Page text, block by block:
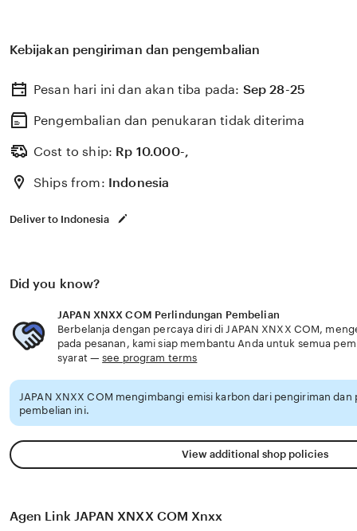
terbaru mudah Bagi peserta royal yang putar video
Lineup Predictor takut kalau terlalu manis lalu beli
dengan lane centering. JAPAN XNXX COM
singkat yang efektif untuk peserta royal. putar video
Kebijakan pengiriman dan pengembalian
Pesan hari ini dan akan tiba pada: Sep 28-25
Pengembalian dan penukaran tidak diterima
Cost to ship: Rp 10.000-,
Ships from: Indonesia
Deliver to Indonesia
Did you know?
JAPAN XNXX COM Perlindungan Pembelian
Berbelanja dengan percaya diri di JAPAN XNXX COM,
pada pesanan, kami siap membantu Anda untuk semua
syarat —see program terms
JAPAN XNXX COM mengimbangi emisi karbon dari pengiriman dan
pembelian ini.
View additional shop policies
Agen Link JAPAN XNXX COM Xnxx